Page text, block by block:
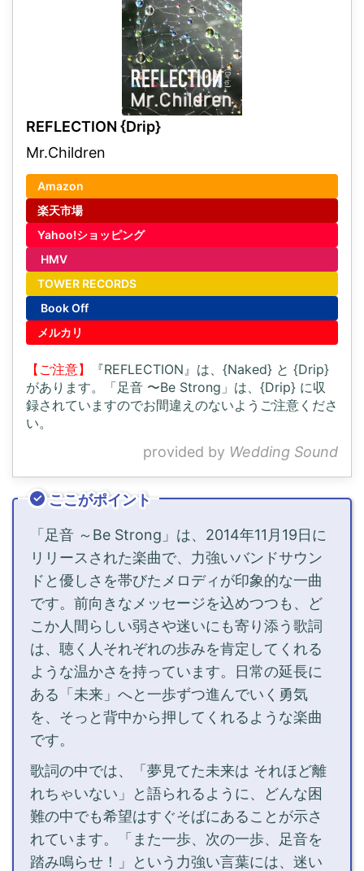
REFLECTION {Drip}
Mr.Children
Amazon
楽天市場
Yahoo!ショッピング
HMV
TOWER RECORDS
Book Off
メルカリ
【ご注意】
『REFLECTION』は、{Naked} と {Drip}
があります。「足音 〜Be Strong」は、{Drip} に収
録されていますのでお間違えのないようご注意くださ
い。
provided by Wedding Sound
ここがポイント
「足音 ～Be Strong」は、2014年11月19日に
リリースされた楽曲で、力強いバンドサウン
ドと優しさを帯びたメロディが印象的な一曲
です。前向きなメッセージを込めつつも、ど
こか人間らしい弱さや迷いにも寄り添う歌詞
は、聴く人それぞれの歩みを肯定してくれる
ような温かさを持っています。日常の延長に
ある「未来」へと一歩ずつ進んでいく勇気
を、そっと背中から押してくれるような楽曲
です。
歌詞の中では、「夢見てた未来は それほど離
れちゃいない」と語られるように、どんな困
難の中でも希望はすぐそばにあることが示さ
れています。「また一歩、次の一歩、足音を
踏み鳴らせ！」という力強い言葉には、迷い